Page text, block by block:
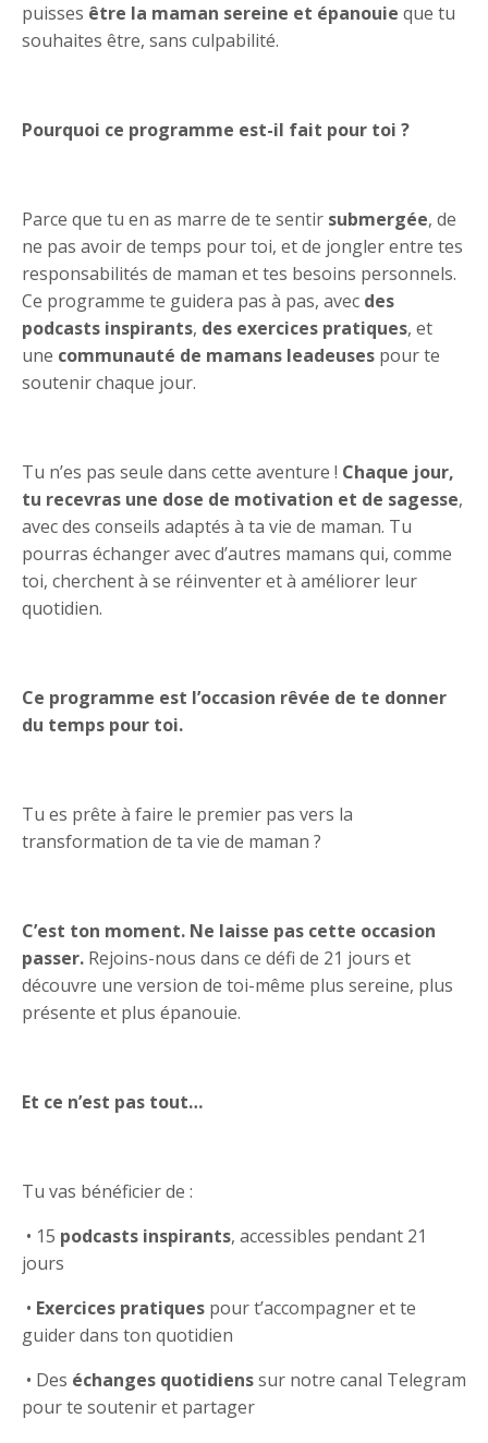
puisses être la maman sereine et épanouie que tu
souhaites être, sans culpabilité.
Pourquoi ce programme est-il fait pour toi ?
Parce que tu en as marre de te sentir submergée, de
ne pas avoir de temps pour toi, et de jongler entre tes
responsabilités de maman et tes besoins personnels.
Ce programme te guidera pas à pas, avec des
podcasts inspirants, des exercices pratiques, et
une communauté de mamans leadeuses pour te
soutenir chaque jour.
Tu n’es pas seule dans cette aventure ! Chaque jour,
tu recevras une dose de motivation et de sagesse,
avec des conseils adaptés à ta vie de maman. Tu
pourras échanger avec d’autres mamans qui, comme
toi, cherchent à se réinventer et à améliorer leur
quotidien.
Ce programme est l’occasion rêvée de te donner
du temps pour toi.
Tu es prête à faire le premier pas vers la
transformation de ta vie de maman ?
C’est ton moment. Ne laisse pas cette occasion
passer. Rejoins-nous dans ce défi de 21 jours et
découvre une version de toi-même plus sereine, plus
présente et plus épanouie.
Et ce n’est pas tout…
Tu vas bénéficier de :
• 15 podcasts inspirants, accessibles pendant 21
jours
• Exercices pratiques pour t’accompagner et te
guider dans ton quotidien
• Des échanges quotidienssur notre canal Telegram
pour te soutenir et partager